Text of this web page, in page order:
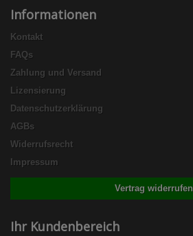
Informationen
Kontakt
FAQs
Zahlung und Versand
Lizensierung
Datenschutzerklärung
AGBs
Widerrufsrecht
Impressum
Vertrag widerrufen
Ihr Kundenbereich